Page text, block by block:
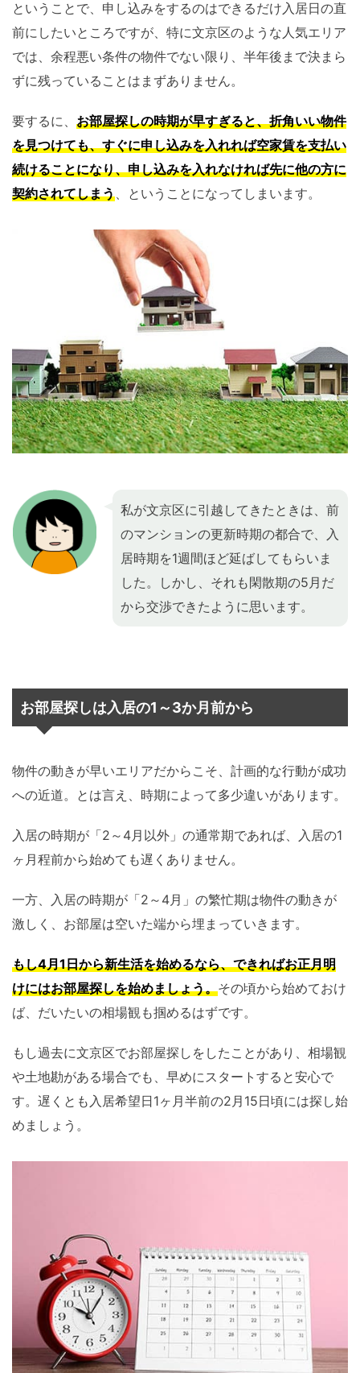
ということで、申し込みをするのはできるだけ入居日の直
前にしたいところですが、特に文京区のような人気エリア
では、余程悪い条件の物件でない限り、半年後まで決まら
ずに残っていることはまずありません。
要するに、 お部屋探しの時期が早すぎると、折角いい物件
を見つけても、すぐに申し込みを入れれば空家賃を支払い
続けることになり、申し込みを入れなければ先に他の方に
契約されてしまう 、ということになってしまいます。
私が文京区に引越してきたときは、前
のマンションの更新時期の都合で、入
居時期を1週間ほど延ばしてもらいま
した。しかし、それも閑散期の5月だ
から交渉できたように思います。
お部屋探しは入居の1～3か月前から
物件の動きが早いエリアだからこそ、計画的な行動が成功
への近道。とは言え、時期によって多少違いがあります。
入居の時期が「2～4月以外」の通常期であれば、入居の1
ヶ月程前から始めても遅くありません。
一方、入居の時期が「2～4月」の繁忙期は物件の動きが
激しく、お部屋は空いた端から埋まっていきます。
もし4月1日から新生活を始めるなら、できればお正月明
けにはお部屋探しを始めましょう。その頃から始めておけ
ば、だいたいの相場観も掴めるはずです。
もし過去に文京区でお部屋探しをしたことがあり、相場観
や土地勘がある場合でも、早めにスタートすると安心で
す。遅くとも入居希望日1ヶ月半前の2月15日頃には探し始
めましょう。